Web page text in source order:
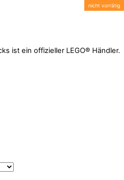
ist ein offizieller LEGO® Händler.